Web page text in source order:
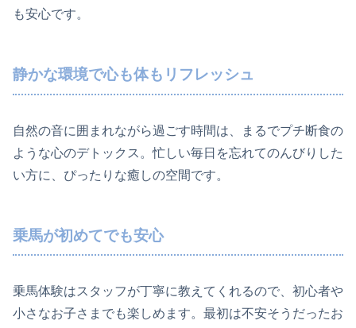
も安心です。
静かな環境で心も体もリフレッシュ
自然の音に囲まれながら過ごす時間は、まるでプチ断食の
ような心のデトックス。忙しい毎日を忘れてのんびりした
い方に、ぴったりな癒しの空間です。
乗馬が初めてでも安心
乗馬体験はスタッフが丁寧に教えてくれるので、初心者や
小さなお子さまでも楽しめます。最初は不安そうだったお